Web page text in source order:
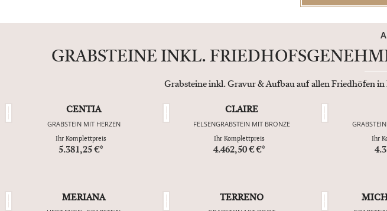
GRABSTEINE INKL.
Grabsteine inkl. Gravur & Aufbau auf allen Friedhöfen
CENTIA
GRABSTEIN MIT HERZEN
Ihr Komplettpreis
5.381,25 €*
CLAIRE
FELSENGRABSTEIN MIT BRONZE
Ihr Komplettpreis
4.462,50 € €*
Ihr
MERIANA
TERRENO